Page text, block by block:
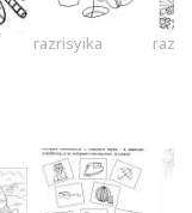
razrisyika